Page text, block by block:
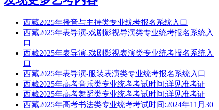
西藏2025年播音与主持类专业统考报名系统入口
西藏2025年表导演-戏剧影视导演类专业统考报名系统入
口
西藏2025年表导演-戏剧影视表演类专业统考报名系统入
口
西藏2025年表导演-服装表演类专业统考报名系统入口
西藏2025年高考音乐类专业统考考试时间:详见准考证
西藏2025年高考舞蹈类专业统考考试时间:详见准考证
西藏2025年高考书法类专业统考考试时间:2024年11月30